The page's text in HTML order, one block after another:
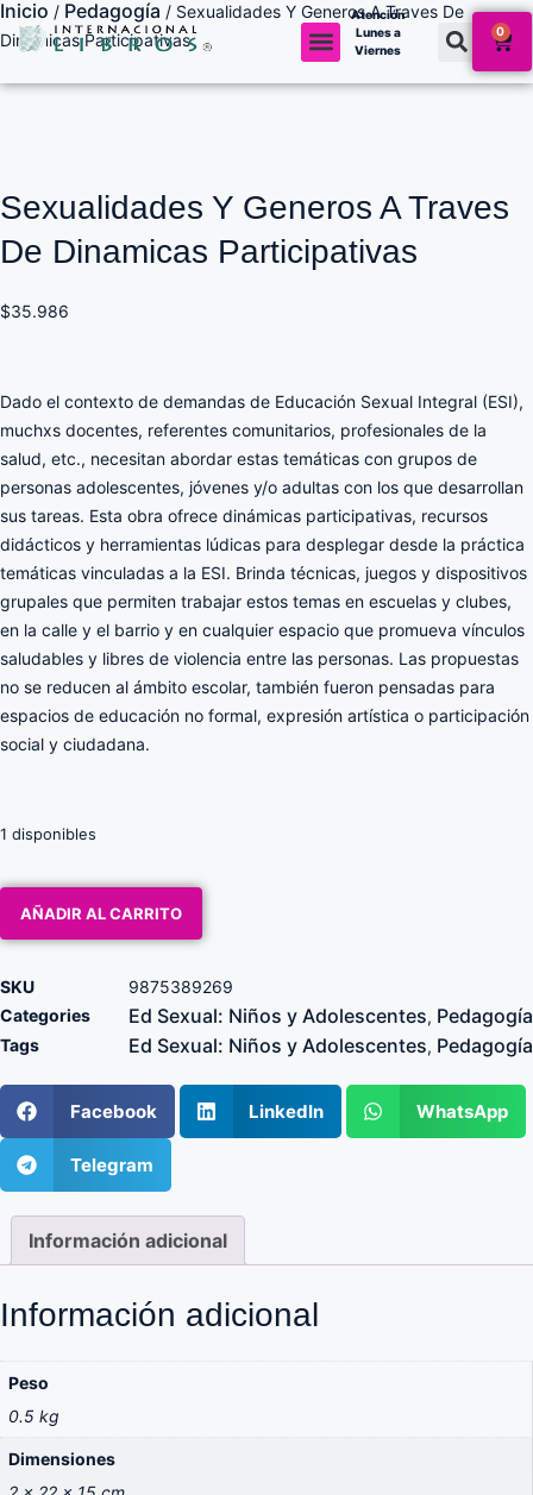
Atención
Lunes a
Viernes
0
Inicio / Pedagogía / Sexualidades Y Generos A Traves De
Dinamicas Participativas
Sexualidades Y Generos A Traves
De Dinamicas Participativas
$35.986
Dado el contexto de demandas de Educación Sexual Integral (ESI),
muchxs docentes, referentes comunitarios, profesionales de la
salud, etc., necesitan abordar estas temáticas con grupos de
personas adolescentes, jóvenes y/o adultas con los que desarrollan
sus tareas. Esta obra ofrece dinámicas participativas, recursos
didácticos y herramientas lúdicas para desplegar desde la práctica
temáticas vinculadas a la ESI. Brinda técnicas, juegos y dispositivos
grupales que permiten trabajar estos temas en escuelas y clubes,
en la calle y el barrio y en cualquier espacio que promueva vínculos
saludables y libres de violencia entre las personas. Las propuestas
no se reducen al ámbito escolar, también fueron pensadas para
espacios de educación no formal, expresión artística o participación
social y ciudadana.
1 disponibles
AÑADIR AL CARRITO
SKU
9875389269
Categories
Ed Sexual: Niños y Adolescentes, Pedagogía
Tags Ed Sexual: Niños y Adolescentes, Pedagogía
Facebook LinkedIn WhatsApp
Telegram
Información adicional
Información adicional
Peso
0.5 kg
Dimensiones